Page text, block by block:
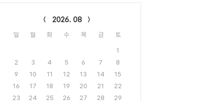
2026. 08
일 월 화 수 목 금 토
1
2
3 4 5 6 7
8
9
10 11 12 13 14
15
16
17 18 19 20 21
22
23
24 25 26 27 28
29